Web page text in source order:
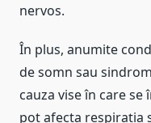
nervos.
În plus, anumite
de somn sau
cauza vise în care
pot afecta respirația